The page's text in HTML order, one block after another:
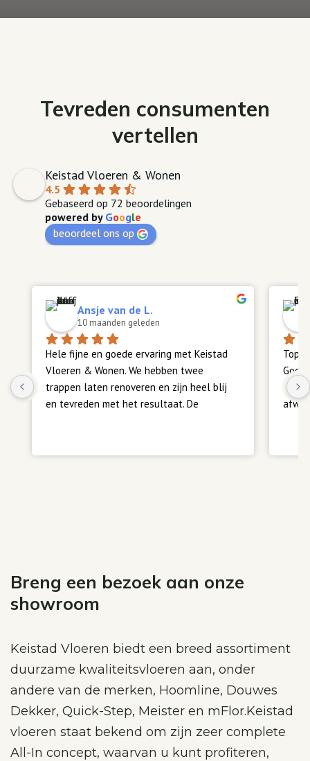
Tevreden consumenten
vertellen
Keistad Vloeren & Wonen
4.5
Gebaseerd op 72 beoordelingen
powered by Google
beoordeel ons op
Ansje van de L.
10 maanden geleden
Hele fijne en goede ervaring met Keistad
Vloeren & Wonen. We hebben twee
trappen laten renoveren en zijn heel blij
en tevreden met het resultaat. De
fijn. Een aanrader.
Top
ook
Breng een bezoek aan onze
showroom
Keistad Vloeren biedt een breed assortiment
duurzame kwaliteitsvloeren aan, onder
andere van de merken, Hoomline, Douwes
Dekker, Quick-Step, Meister en mFlor.Keistad
vloeren staat bekend om zijn zeer complete
All-In concept, waarvan u kunt profiteren,